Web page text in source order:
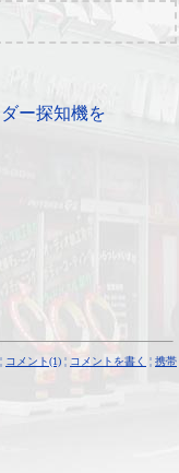
ー探知機を
¦ コメント(1) ¦ コメントを書く ¦ 携帯